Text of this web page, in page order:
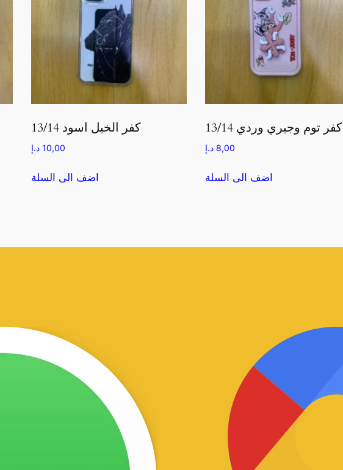
كفر الخيل اسود 13/14
10,00 د.إ
اضف الى السلة
كفر توم وجيري وردي 13/14
8,00 د.إ
اضف الى السلة